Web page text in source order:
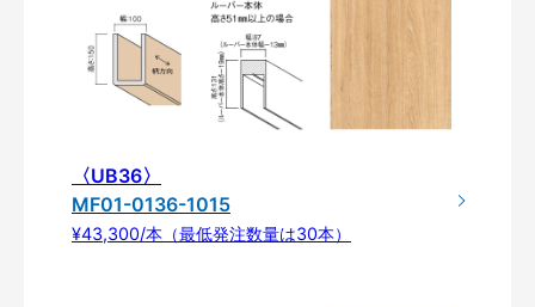
〈UB36〉
MF01-0136-1015
¥43,300/本（最低発注数量は30本）